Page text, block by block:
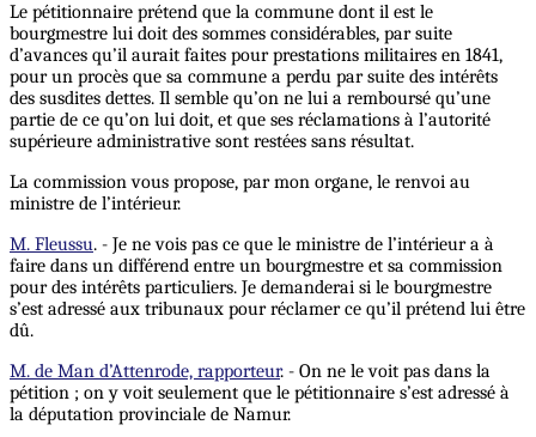
Le pétitionnaire prétend que la commune dont il est le
bourgmestre lui doit des sommes considérables, par suite
d’avances qu’il aurait faites pour prestations militaires en 1841,
pour un procès que sa commune a perdu par suite des intérêts
des susdites dettes. Il semble qu’on ne lui a remboursé qu’une
partie de ce qu’on lui doit, et que ses réclamations à l’autorité
supérieure administrative sont restées sans résultat.
La commission vous propose, par mon organe, le renvoi au
ministre de l’intérieur.
M. Fleussu. - Je ne vois pas ce que le ministre de l’intérieur a à
faire dans un différend entre un bourgmestre et sa commission
pour des intérêts particuliers. Je demanderai si le bourgmestre
s’est adressé aux tribunaux pour réclamer ce qu’il prétend lui être
dû.
M. de Man d’Attenrode, rapporteur. - On ne le voit pas dans la
pétition ; on y voit seulement que le pétitionnaire s’est adressé à
la députation provinciale de Namur.